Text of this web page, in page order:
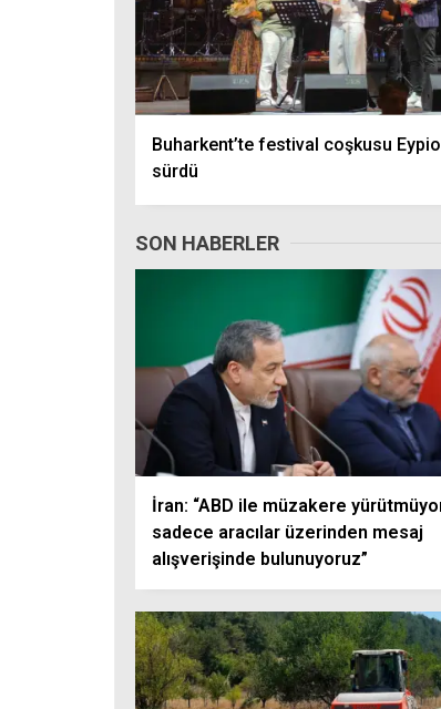
Buharkent’te festival coşkusu
sürdü
SON HABERLER
İran: “ABD ile müzakere
sadece aracılar üzerinden mesaj
alışverişinde bulunuyoruz”